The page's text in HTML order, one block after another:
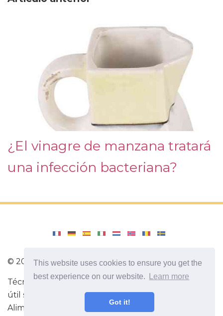
This website uses cookies to ensure you get the
best experience on our website.
Learn more
Got it!
¿El vinagre de manzana tratará
una infección bacteriana?
© 2026lavozdeecuador.com
Técnica para hacer ejercicios de fitness. Información
útil sobre el deporte. Las mejores dietas.
Alimentación saludable ¡Todo sobre tu salud!